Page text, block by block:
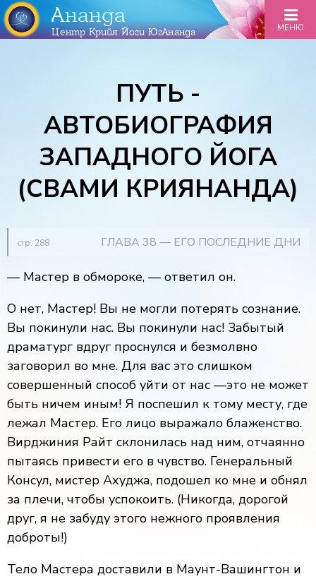
Ананда
Центр Крийя Йоги ЮгАнанда МЕНЮ
ПУТЬ -
АВТОБИОГРАФИЯ
ЗАПАДНОГО ЙОГА
(СВАМИ КРИЯНАНДА)
ГЛАВА 38 — ЕГО ПОСЛЕДНИЕ ДНИ
стр. 288
— Мастер в обмороке, — ответил он.
О нет, Мастер! Вы не могли потерять сознание.
Вы покинули нас. Вы покинули нас! Забытый
драматург вдруг проснулся и безмолвно
заговорил во мне. Для вас это слишком
совершенный способ уйти от нас —это не может
быть ничем иным! Я поспешил к тому месту, где
лежал Мастер. Его лицо выражало блаженство.
Вирджиния Райт склонилась над ним, отчаянно
пытаясь привести его в чувство. Генеральный
Консул, мистер Ахуджа, подошел ко мне и обнял
за плечи, чтобы успокоить. (Никогда, дорогой
друг, я не забуду этого нежного проявления
доброты!)
Тело Мастера доставили в Маунт-Вашингтон и